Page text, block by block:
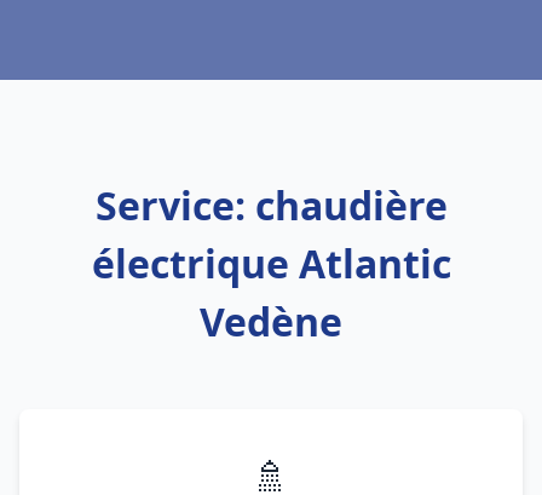
Service: chaudière
électrique Atlantic
Vedène
🚿